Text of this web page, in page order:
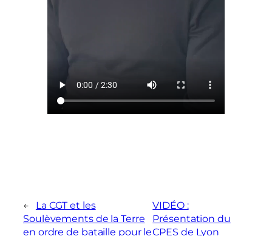
←
La CGT et les
Soulèvements de la Terre
en ordre de bataille pour le
VIDÉO :
Présentation du
CPES de Lyon